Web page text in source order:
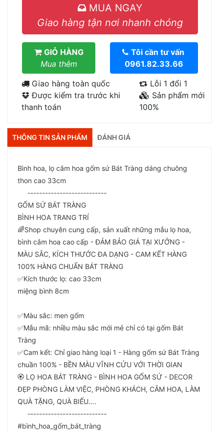
MUA NGAY
Giao hàng tận nơi nhanh chóng
GIỎ HÀNG
Mua thêm
Tôi cần tư vấn
0961.82.33.66
Giao hàng toàn quốc
Được kiểm tra trước khi
thanh toán
Lỗi 1 đổi 1
Sản phẩm mới
100%
THÔNG TIN SẢN PHẨM ĐÁNH GIÁ
Bình hoa, lọ cắm hoa gốm sứ Bát Tràng dáng chuông
thon cao 33cm
---------------------------
GỐM SỨ BÁT TRÀNG
BÌNH HOA TRANG TRÍ
🌈Shop chuyên cung cấp, sản xuất những mẫu lọ hoa,
bình cắm hoa cao cấp - ĐẢM BẢO GIÁ TẠI XƯỞNG -
MÀU SẮC, KÍCH THƯỚC ĐA DẠNG - CAM KẾT HÀNG
100% HÀNG CHUẨN BÁT TRÀNG
✅Kích thước lọ: cao 33cm
miệng bình 8cm
✅Màu sắc: men gốm
✅Mẫu mã: nhiều màu sắc mới mẻ chỉ có tại gốm Bát
Tràng
✅Cam kết: Chỉ giao hàng loại 1 - Hàng gốm sứ Bát Tràng
chuần 100% - BỀN MÀU VĨNH CỬU VỚI THỜI GIAN
🏵 LỌ HOA BÁT TRÀNG - BÌNH HOA GỐM SỨ - DECOR
ĐẸP PHÒNG LÀM VIỆC, PHÒNG KHÁCH, CẮM HOA, LÀM
QUÀ TẶNG, QUÀ BIẾU….
---------------------------
#bình_hoa_gốm_bát_tràng